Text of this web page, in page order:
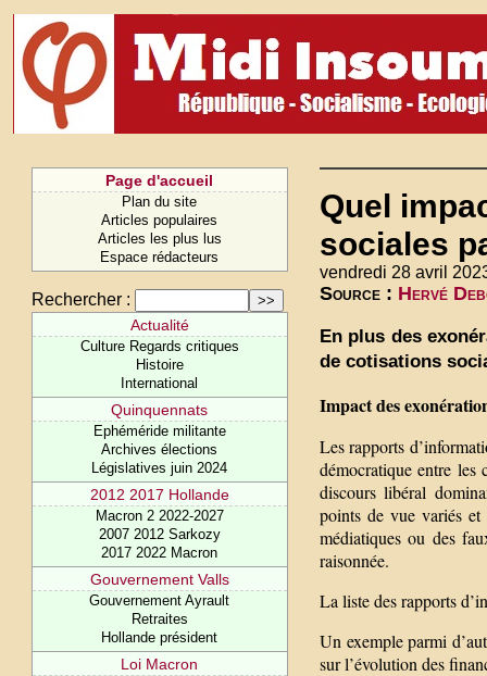
Page d'accueil
Plan du site
Articles populaires
Articles les plus lus
Espace rédacteurs
Rechercher :
Actualité
Culture Regards critiques
Histoire
International
Quinquennats
Ephéméride militante
Archives élections
Législatives juin 2024
2012 2017 Hollande
Macron 2 2022-2027
2007 2012 Sarkozy
2017 2022 Macron
Gouvernement Valls
Gouvernement Ayrault
Retraites
Hollande président
Loi Macron
Quel
sociales
vendredi 28 avril
Source : Hervé
En plus des
de cotisations
Impact des
Les rapports
démocratique entre les
discours libéral
points de vue variés et
médiatiques ou des
raisonnée.
La liste des rapports
Un exemple parmi
sur l’évolution des